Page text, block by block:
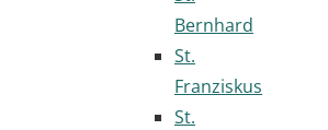
Bernhard
St.
Franziskus
St.